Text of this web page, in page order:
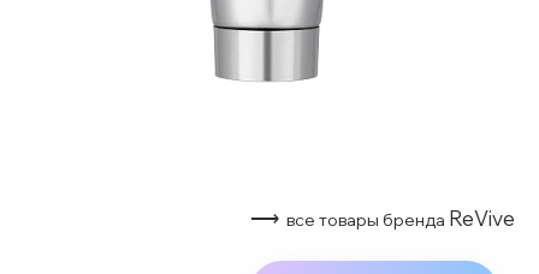
⟶ все товары бренда ReVive